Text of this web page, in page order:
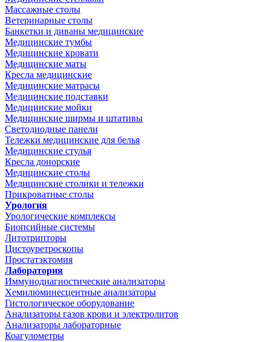
Массажные столы
Ветеринарные столы
Банкетки и диваны медицинские
Медицинские тумбы
Медицинские кровати
Медицинские маты
Кресла медицинские
Медицинские матрасы
Медицинские подставки
Медицинские мойки
Медицинские ширмы и штативы
Светодиодные панели
Тележки медицинские для белья
Медицинские стулья
Кресла донорские
Медицинские столы
Медицинские столики и тележки
Прикроватные столы
Урология
Урологические комплексы
Биопсийные системы
Литотрипторы
Цистоуретроскопы
Простатэктомия
Лаборатория
Иммунодиагностические анализаторы
Хемилюминесцентные анализаторы
Гистологическое оборудование
Анализаторы газов крови и электролитов
Анализаторы лабораторные
Коагулометры